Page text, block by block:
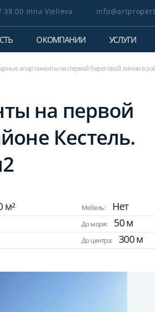
38 00 Inna Vielieva
О КОМПАНИИ УСЛУГИ
апартаменты на первой береговой линии в
на первой
Кестель.
м² Мебель: Нет
До моря: 50 м
До центра: 300 м